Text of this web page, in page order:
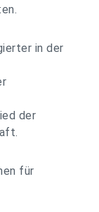
in der
der
für